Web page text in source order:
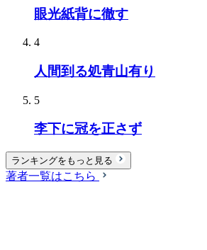
眼光紙背に徹す
4
人間到る処青山有り
5
李下に冠を正さず
ランキングをもっと見る
著者一覧はこちら